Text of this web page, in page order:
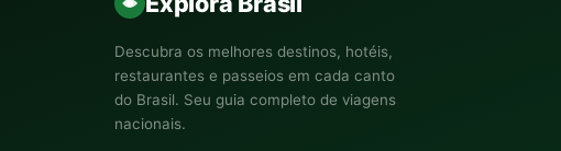
Descubra os melhores destinos, hotéis,
restaurantes e passeios em cada canto
do Brasil. Seu guia completo de viagens
nacionais.